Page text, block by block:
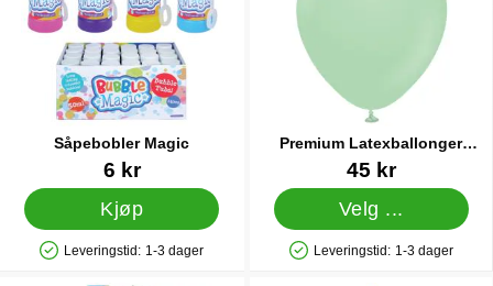
Såpebobler Magic
Varenummer 12437
6 kr
Kjøp
Produkttilgjengelighet: På lager
Leveringstid: 1-3 dager
Premium Latexballonger
Macaron Green
Varenummer 44858
45 kr
Velg ...
Produkttilgjengelighet: På lager
Leveringstid: 1-3 dager